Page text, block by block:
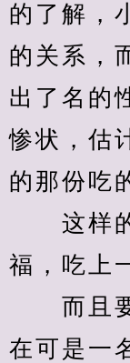
的了解，
的关系，
出了名的
惨状，估
的那份吃
这样的
福，吃上
而且要
在可是一